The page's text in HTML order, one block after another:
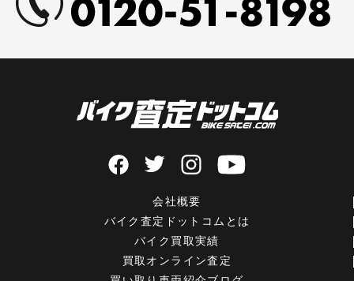
会社概要
バイク査定ドットコムとは
バイク買取実績
買取オンライン査定